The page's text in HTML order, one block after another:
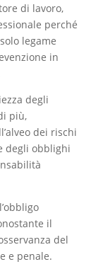
di lavoro,
perché
legame
in
degli
più,
dei rischi
degli obblighi
il
del
e penale.